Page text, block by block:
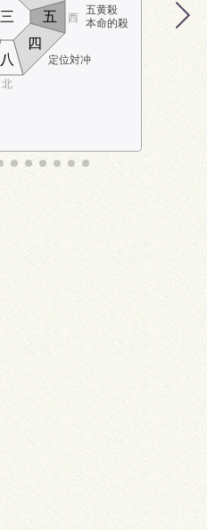
五黄殺
本命的殺
定位対冲
北
西
八
三
四
五